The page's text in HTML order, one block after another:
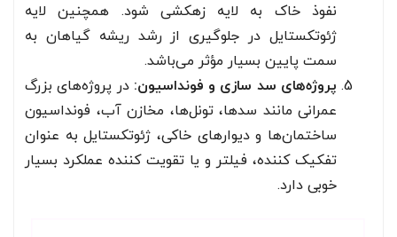
نفوذ خاک به لایه زهکشی شود. همچنین لایه
ژئوتکستایل در جلوگیری از رشد ریشه گیاهان به
سمت پایین بسیار مؤثر می‌باشد.
پروژه‌های سد سازی و فونداسیون:در پروژه‌های بزرگ
عمرانی مانند سد‌ها، تونل‌ها، مخازن آب، فونداسیون
ساختمان‌ها و دیوار‌های خاکی، ژئوتکستایل به عنوان
تفکیک کننده، فیلتر و یا تقویت کننده عملکرد بسیار
خوبی دارد.